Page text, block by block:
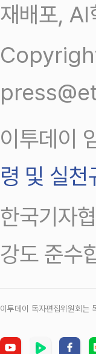
재배포, AI
이투데이
령 및 실천
한국기자
강도 준수
이투데이 독자편집위원회는